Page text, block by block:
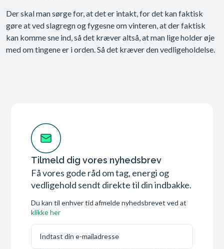
Der skal man sørge for, at det er intakt, for det kan faktisk
gøre at ved slagregn og fygesne om vinteren, at der faktisk
kan komme sne ind, så det kræver altså, at man lige holder øje
med om tingene er i orden. Så det kræver den vedligeholdelse.
Tilmeld dig vores nyhedsbrev
Få vores gode råd om tag, energi og
vedligehold sendt direkte til din indbakke.
Du kan til enhver tid afmelde nyhedsbrevet ved at
klikke her
E-mail